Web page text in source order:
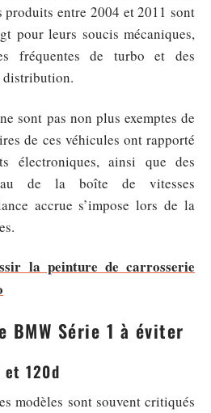
produits entre 2004 et 2011 sont
pour leurs soucis mécaniques,
fréquentes de turbo et des
distribution.
sont pas non plus exemptes de
de ces véhicules ont rapporté
électroniques, ainsi que des
de la boîte de vitesses
accrue s’impose lors de la
la peinture de carrosserie
BMW Série 1 à éviter
et 120d
modèles sont souvent critiqués